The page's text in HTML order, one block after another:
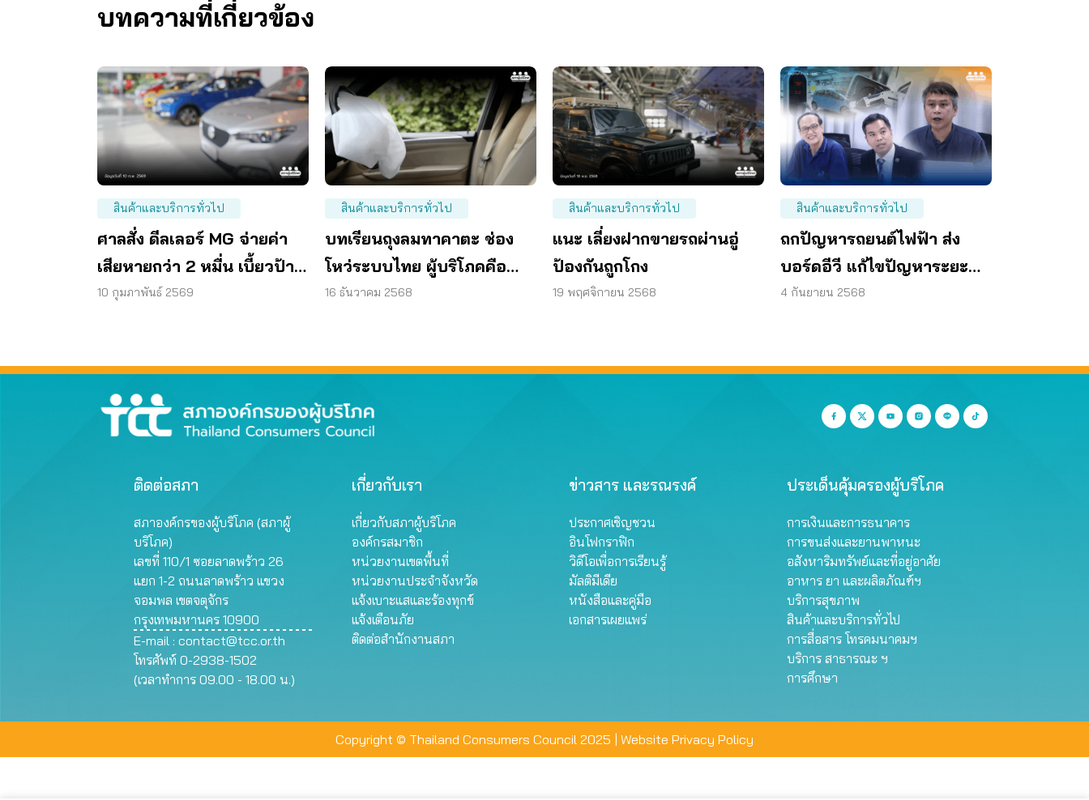
บทความที่เกี่ยวข้อง
สินค้าและบริการทั่วไป
ศาลสั่ง ดีลเลอร์ MG จ่ายค่า
เสียหายกว่า 2 หมื่น เบี้ยวป้าย
ขาว ลูกค้าข้ามปี
10 กุมภาพันธ์ 2569
สินค้าและบริการทั่วไป
บทเรียนถุงลมทาคาตะ ช่อง
โหว่ระบบไทย ผู้บริโภคคือ
เหยื่อรับเคราะห์
16 ธันวาคม 2568
สินค้าและบริการทั่วไป
แนะ เลี่ยงฝากขายรถผ่านอู่
ป้องกันถูกโกง
19 พฤศจิกายน 2568
สินค้าและบริการทั่วไป
ถกปัญหารถยนต์ไฟฟ้า ส่ง
บอร์ดอีวี แก้ไขปัญหาระยะ
ยาว
4 กันยายน 2568
ติดต่อสภา
สภาองค์กรของผู้บริโภค (สภาผู้
บริโภค)
เลขที่ 110/1 ซอยลาดพร้าว 26
แยก 1-2 ถนนลาดพร้าว แขวง
จอมพล เขตจตุจักร
กรุงเทพมหานคร 10900
E-mail : contact@tcc.or.th
โทรศัพท์ 0-2938-1502
(เวลาทำการ 09.00 - 18.00 น.)
เกี่ยวกับเรา
เกี่ยวกับสภาผู้บริโภค
องค์กรสมาชิก
หน่วยงานเขตพื้นที่
หน่วยงานประจำจังหวัด
แจ้งเบาะแสและร้องทุกข์
แจ้งเตือนภัย
ติดต่อสำนักงานสภา
ข่าวสาร และรณรงค์
ประกาศเชิญชวน
อินโฟกราฟิก
วิดีโอเพื่อการเรียนรู้
มัลติมีเดีย
หนังสือและคู่มือ
เอกสารเผยแพร่
ประเด็นคุ้มครองผู้บริโภค
การเงินและการธนาคาร
การขนส่งและยานพาหนะ
อสังหาริมทรัพย์และที่อยู่อาศัย
อาหาร ยา และผลิตภัณฑ์ฯ
บริการสุขภาพ
สินค้าและบริการทั่วไป
การสื่อสาร โทรคมนาคมฯ
บริการ สาธารณะ ฯ
การศึกษา
Copyright © Thailand Consumers Council 2025 | Website Privacy Policy